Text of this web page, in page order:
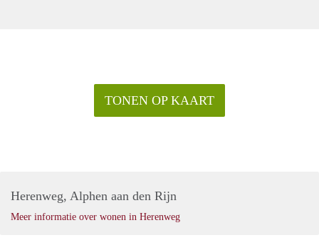
TONEN OP KAART
Herenweg, Alphen aan den Rijn
Meer informatie over wonen in Herenweg